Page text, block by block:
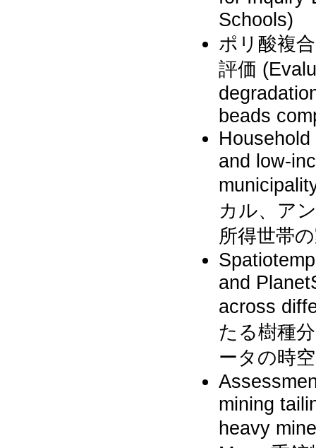
Schools)
ポリ酸複
評価
beads
and low-
カル、ア
所得世帯
and
across
たる樹種
ータの時
mining
heavy